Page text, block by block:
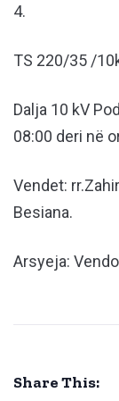
4.
TS 220/35 /
Dalja 10 kV
08:00 deri në
Vendet:
Besiana.
Arsyeja:
Share This: